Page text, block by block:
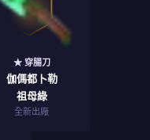
★ 穿腸刀
伽傌都卜勒
祖母綠
全新出廠